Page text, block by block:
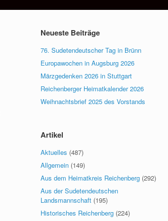
Neueste Beiträge
76. Sudetendeutscher Tag in Brünn
Europawochen in Augsburg 2026
Märzgedenken 2026 in Stuttgart
Reichenberger Heimatkalender 2026
Weihnachtsbrief 2025 des Vorstands
Artikel
Aktuelles (487)
Allgemein (149)
Aus dem Heimatkreis Reichenberg (292)
Aus der Sudetendeutschen
Landsmannschaft (195)
Historisches Reichenberg (224)